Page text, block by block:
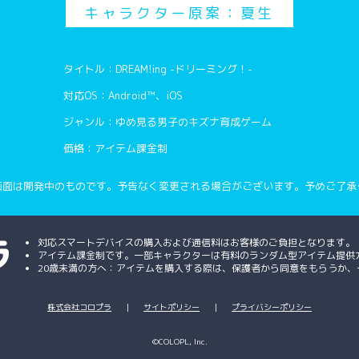
キャラクター原案：夏生
タイトル：DREAM!ing -ドリーミング！-
対応OS：Android™、iOS
ジャンル：ゆめ見る男子のキズナ育成ゲーム
価格：アイテム課金制
は開発中のものです。予告なく変更される場合がございます。予めご了
対応スマートデバイスの購入および通信料はお客様のご負担となります。
アイテム課金制です。一部キャラクターは有料のランダム型アイテム提
20歳未満の方へ：アイテムを購入する際は、保護者から同意をもらうか
株式会社コロプラ ｜ サイトポリシー ｜ プライバシーポリシー
©COLOPL, Inc.